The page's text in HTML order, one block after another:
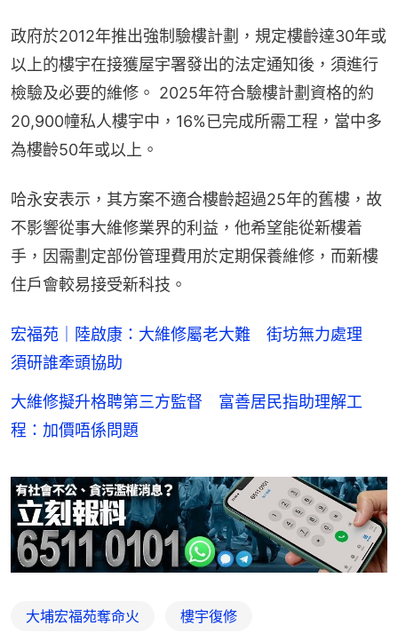
政府於2012年推出強制驗樓計劃，規定樓齡達30年或
以上的樓宇在接獲屋宇署發出的法定通知後，須進行
檢驗及必要的維修。 2025年符合驗樓計劃資格的約
20,900幢私人樓宇中，16%已完成所需工程，當中多
為樓齡50年或以上。
哈永安表示，其方案不適合樓齡超過25年的舊樓，故
不影響從事大維修業界的利益，他希望能從新樓着
手，因需劃定部份管理費用於定期保養維修，而新樓
住戶會較易接受新科技。
宏福苑｜陸啟康：大維修屬老大難 街坊無力處理
須研誰牽頭協助
大維修擬升格聘第三方監督 富善居民指助理解工
程：加價唔係問題
大埔宏福苑奪命火 樓宇復修